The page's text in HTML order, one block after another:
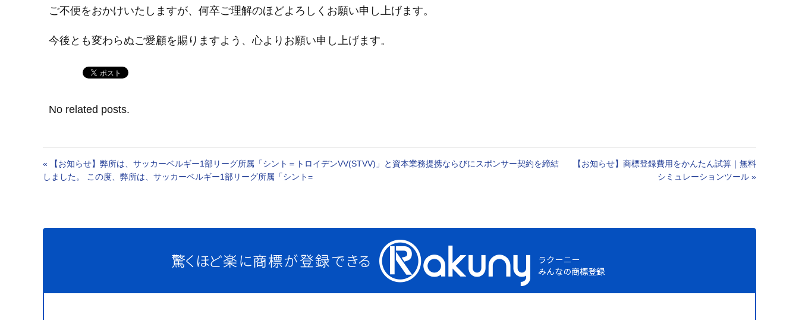
ご不便をおかけいたしますが、何卒ご理解のほどよろしくお願い申し上げます。
今後とも変わらぬご愛顧を賜りますよう、心よりお願い申し上げます。
No related posts.
«
【お知らせ】弊所は、サッカーベルギー1部リーグ所属「シント＝トロイデンVV(STVV)」と資本業務提携ならびにスポンサー契約を締結
しました。 この度、弊所は、サッカーベルギー1部リーグ所属「シント=
【お知らせ】商標登録費用をかんたん試算｜無料
シミュレーションツール »